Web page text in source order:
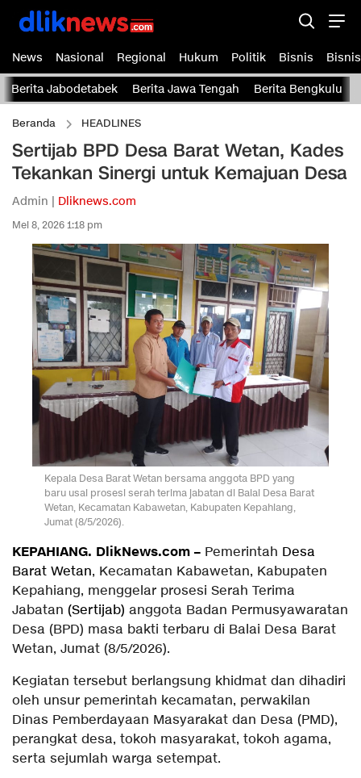
News Nasional Regional Hukum Politik Bisnis Bisnis
Berita Jabodetabek Berita Jawa Tengah Berita Bengkulu
Beranda HEADLINES
Sertijab BPD Desa Barat Wetan, Kades
Tekankan Sinergi untuk Kemajuan Desa
Admin | Dliknews.com
Mei 8, 2026 1:18 pm
Kepala Desa Barat Wetan bersama anggota BPD yang
baru usai prosesi serah terima jabatan di Balai Desa Barat
Wetan, Kecamatan Kabawetan, Kabupaten Kepahiang,
Jumat (8/5/2026).
KEPAHIANG. DlikNews.com – Pemerintah Desa
Barat Wetan, Kecamatan Kabawetan, Kabupaten
Kepahiang, menggelar prosesi Serah Terima
Jabatan (Sertijab) anggota Badan Permusyawaratan
Desa (BPD) masa bakti terbaru di Balai Desa Barat
Wetan, Jumat (8/5/2026).
Kegiatan tersebut berlangsung khidmat dan dihadiri
oleh unsur pemerintah kecamatan, perwakilan
Dinas Pemberdayaan Masyarakat dan Desa (PMD),
perangkat desa, tokoh masyarakat, tokoh agama,
serta sejumlah warga setempat.